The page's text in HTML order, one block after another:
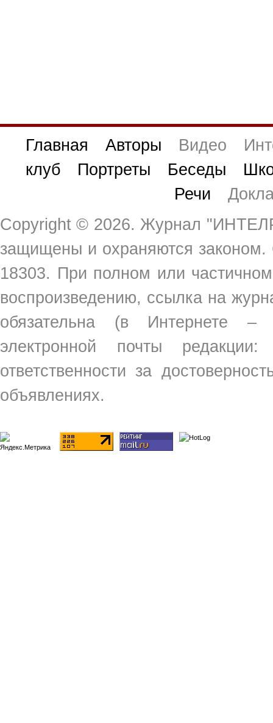
Главная Авторы Видео
клуб
Портреты Беседы
Речи
Copyright © 2026. Журнал
защищены и охраняются
18303. При полном или
воспроизведению, ссылка на
обязательна (в Интернете
электронной почты
ответственности за
объявлениях.